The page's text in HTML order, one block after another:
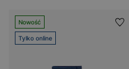
Nowość
Tylko online